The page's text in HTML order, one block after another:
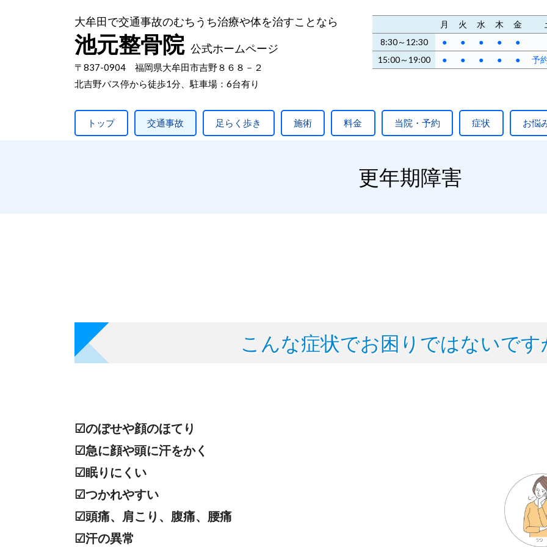
大牟田で交通事故のむちうち治療や体を治すことなら
池元整骨院 公式ホームページ
〒837-0904 福岡県大牟田市吉野８６８－２
北吉野バス停から徒歩1分、駐車場：6台有り
月 火 水 木 金
8:30～12:30
● ● ● ● ●
15:00～19:00
● ● ● ● ● 予
トップ 交通事故 足らく歩き 施術 料金 当院・予約 症状 お悩
更年期障害
こんな症状でお困りではないです
☑のぼせや顔のほてり
☑急に顔や頭に汗をかく
☑眠りにくい
☑つかれやすい
☑頭痛、肩こり、腹痛、腰痛
☑汗の異常